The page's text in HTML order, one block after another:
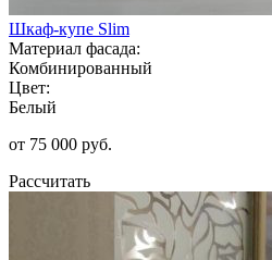
Шкаф-купе Slim
Материал фасада:
Комбинированный
Цвет:
Белый
от 75 000 руб.
Рассчитать